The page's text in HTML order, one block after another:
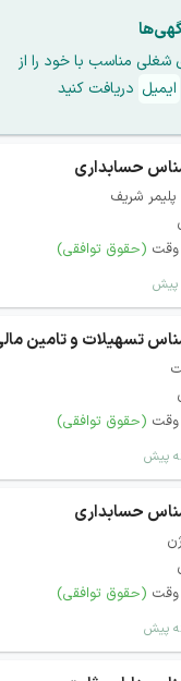
مناسب با خود را از
ایمیل دریافت کنید
حسابداری
پلیمر شریف
وقت (حقوق توافقی)
تسهیلات و تامین
وقت (حقوق توافقی)
حسابداری
وقت (حقوق توافقی)